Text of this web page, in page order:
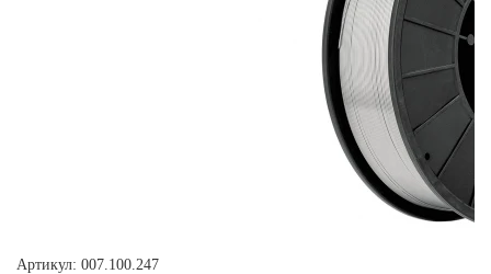
Артикул: 007.100.247